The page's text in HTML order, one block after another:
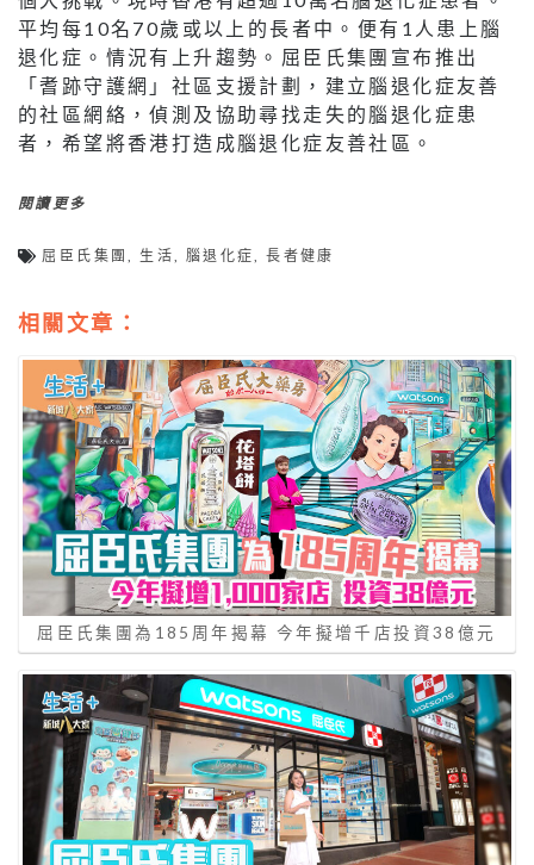
平均每10名70歲或以上的長者中。便有1人患上腦
退化症。情況有上升趨勢。屈臣氏集團宣布推出
「耆跡守護網」社區支援計劃，建立腦退化症友善
的社區網絡，偵測及協助尋找走失的腦退化症患
者，希望將香港打造成腦退化症友善社區。
閱讀更多
屈臣氏集團 生活 腦退化症 ,長者健康
相關文章：
屈臣氏集團為185周年揭幕 今年擬增千店投資38億元